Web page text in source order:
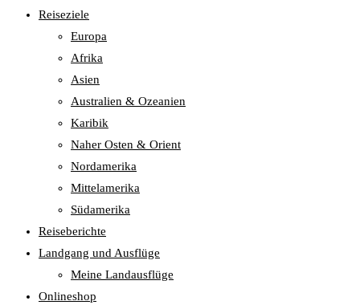
Reiseziele
Europa
Afrika
Asien
Australien & Ozeanien
Karibik
Naher Osten & Orient
Nordamerika
Mittelamerika
Südamerika
Reiseberichte
Landgang und Ausflüge
Meine Landausflüge
Onlineshop